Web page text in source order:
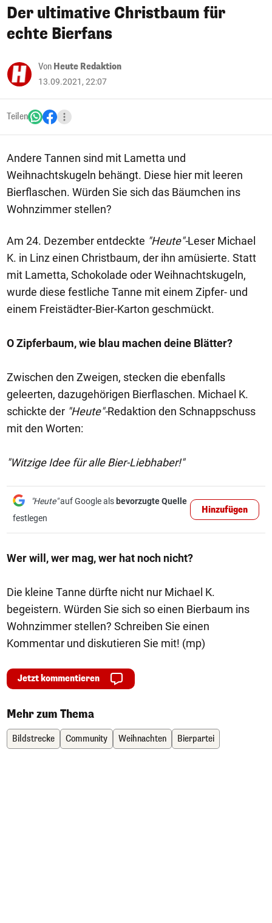
Der ultimative Christbaum für
echte Bierfans
Von Heute Redaktion
13.09.2021, 22:07
Teilen
Andere Tannen sind mit Lametta und
Weihnachtskugeln behängt. Diese hier mit leeren
Bierflaschen. Würden Sie sich das Bäumchen ins
Wohnzimmer stellen?
Am 24. Dezember entdeckte "Heute"-Leser Michael
K. in Linz einen Christbaum, der ihn amüsierte. Statt
mit Lametta, Schokolade oder Weihnachtskugeln,
wurde diese festliche Tanne mit einem Zipfer- und
einem Freistädter-Bier-Karton geschmückt.
O Zipferbaum, wie blau machen deine Blätter?
Zwischen den Zweigen, stecken die ebenfalls
geleerten, dazugehörigen Bierflaschen. Michael K.
schickte der "Heute"-Redaktion den Schnappschuss
mit den Worten:
"Witzige Idee für alle Bier-Liebhaber!"
"Heute"auf Google als bevorzugte Quelle
festlegen
Hinzufügen
Wer will, wer mag, wer hat noch nicht?
Die kleine Tanne dürfte nicht nur Michael K.
begeistern. Würden Sie sich so einen Bierbaum ins
Wohnzimmer stellen? Schreiben Sie einen
Kommentar und diskutieren Sie mit! (mp)
Jetzt kommentieren
Mehr zum Thema
Bildstrecke Community Weihnachten Bierpartei